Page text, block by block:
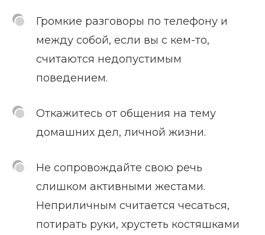
Громкие разговоры по телефону и
между собой, если вы с кем-то,
считаются недопустимым
поведением.
Откажитесь от общения на тему
домашних дел, личной жизни.
Не сопровождайте свою речь
слишком активными жестами.
Неприличным считается чесаться,
потирать руки, хрустеть костяшками